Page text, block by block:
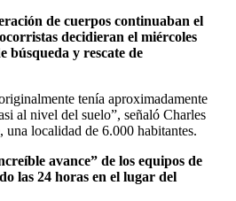
de cuerpos continuaban el
decidieran el miércoles
búsqueda y rescate de
tenía aproximadamente
al nivel del suelo”, señaló Charles
localidad de 6.000 habitantes.
avance” de los equipos de
las 24 horas en el lugar del